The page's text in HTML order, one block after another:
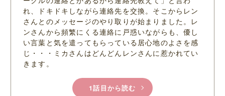
れ、ドキドキしながら連絡先を交換。そこからレン
さんとのメッセージのやり取りが始まりました。レ
ンさんから頻繁にくる連絡に戸惑いながらも、優し
い言葉と気を遣ってもらっている居心地のよさを感
じ・・・ミカさんはどんどんレンさんに惹かれてい
きます。
1話目から読む